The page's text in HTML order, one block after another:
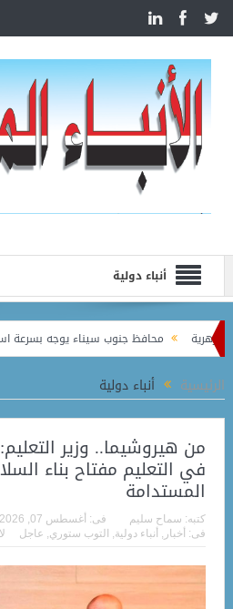
أنباء دولية
سيناء يوجه بسرعة استكمال تطوير
الرئيسية أنباء دولية
من هيروشيما.. وزير
في التعليم مفتاح بناء
المستدامة
كتبه: سماح سليم فى: أغسطس 07, 2026
فى: أخبار أنباء دولية التوب ستوري عاجل